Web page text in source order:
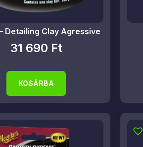
Detailing Clay Agressive
31 690 Ft
KOSÁRBA